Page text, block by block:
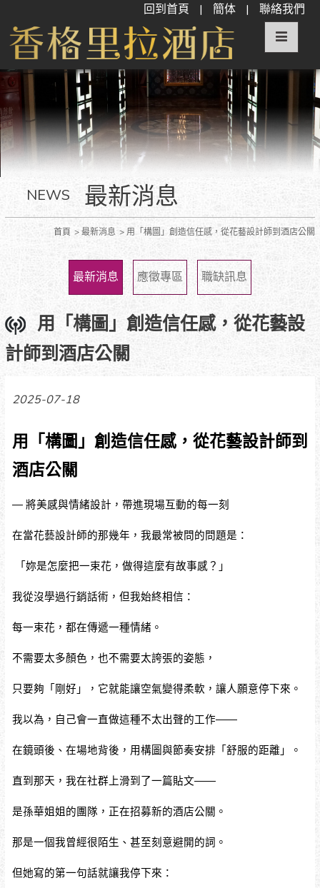
回到首頁 | 簡体 | 聯絡我們
NEWS 最新消息
首頁 最新消息 用「構圖」創造信任感，從花藝設計師到酒店公關
最新消息 應徵專區 職缺訊息
用「構圖」創造信任感，從花藝設
計師到酒店公關
2025-07-18
用「構圖」創造信任感，從花藝設計師到
酒店公關
— 將美感與情緒設計，帶進現場互動的每一刻
在當花藝設計師的那幾年，我最常被問的問題是：
「妳是怎麼把一束花，做得這麼有故事感？」
我從沒學過行銷話術，但我始終相信：
每一束花，都在傳遞一種情緒。
不需要太多顏色，也不需要太誇張的姿態，
只要夠「剛好」，它就能讓空氣變得柔軟，讓人願意停下來。
我以為，自己會一直做這種不太出聲的工作——
在鏡頭後、在場地背後，用構圖與節奏安排「舒服的距離」。
直到那天，我在社群上滑到了一篇貼文——
是孫華姐姐的團隊，正在招募新的酒店公關。
那是一個我曾經很陌生、甚至刻意避開的詞。
但她寫的第一句話就讓我停下來：